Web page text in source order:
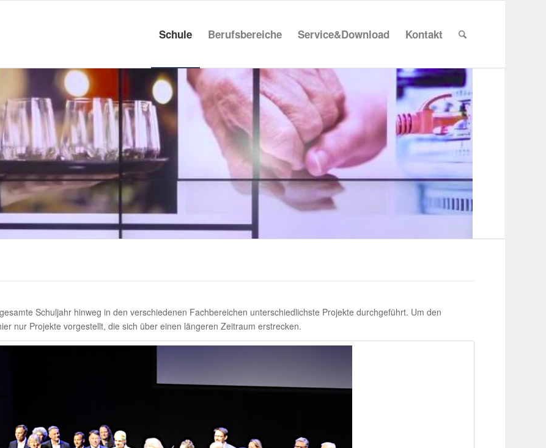
Schule Berufs­be­reiche Service&Download Kontakt
Schul­jahr hinweg in den verschie­denen Fach­be­rei­chen unter­schied­lichste Projekte durch­ge­führt. Um den
nur Projekte vorge­stellt, die sich über einen längeren Zeit­raum erstrecken.